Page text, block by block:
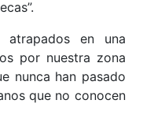
atrapados en una
por nuestra zona
nunca han pasado
que no conocen